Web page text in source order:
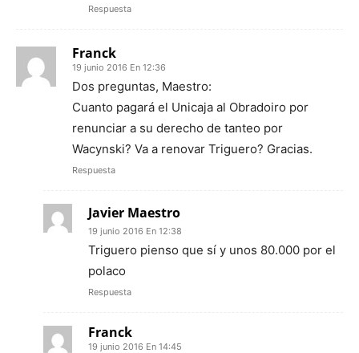
Respuesta
Franck
19 junio 2016 En 12:36
Dos preguntas, Maestro:
Cuanto pagará el Unicaja al Obradoiro por
renunciar a su derecho de tanteo por
Wacynski? Va a renovar Triguero? Gracias.
Respuesta
Javier Maestro
19 junio 2016 En 12:38
Triguero pienso que sí y unos 80.000 por el
polaco
Respuesta
Franck
19 junio 2016 En 14:45